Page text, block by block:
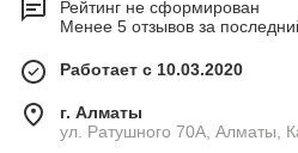
Рейтинг не сформирован
Менее 5 отзывов за
Работает с 10.03.2020
г. Алматы
ул. Ратушного 70А, Алматы,